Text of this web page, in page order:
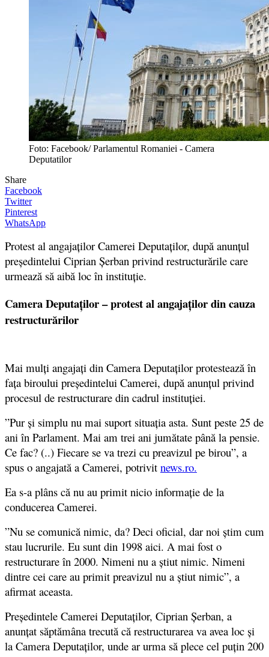
Foto: Facebook/ Parlamentul Romaniei - Camera
Deputatilor
Share
Facebook
Twitter
Pinterest
WhatsApp
Protest al angajaţilor Camerei Deputaţilor, după anunţul
preşedintelui Ciprian Șerban privind restructurările care
urmează să aibă loc în instituţie.
Camera Deputaților – protest al angajaților din cauza
restructurărilor
Mai mulţi angajaţi din Camera Deputaţilor protestează în
faţa biroului preşedintelui Camerei, după anunţul privind
procesul de restructurare din cadrul instituţiei.
”Pur şi simplu nu mai suport situaţia asta. Sunt peste 25 de
ani în Parlament. Mai am trei ani jumătate până la pensie.
Ce fac? (..) Fiecare se va trezi cu preavizul pe birou”, a
spus o angajată a Camerei, potrivit news.ro.
Ea s-a plâns că nu au primit nicio informaţie de la
conducerea Camerei.
”Nu se comunică nimic, da? Deci oficial, dar noi ştim cum
stau lucrurile. Eu sunt din 1998 aici. A mai fost o
restructurare în 2000. Nimeni nu a ştiut nimic. Nimeni
dintre cei care au primit preavizul nu a ştiut nimic”, a
afirmat aceasta.
Preşedintele Camerei Deputaţilor, Ciprian Şerban, a
anunţat săptămâna trecută că restructurarea va avea loc şi
la Camera Deputaţilor, unde ar urma să plece cel puţin 200